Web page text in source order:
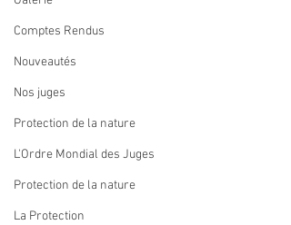
Comptes Rendus
Nouveautés
Nos juges
Protection de la nature
L'Ordre Mondial des Juges
Protection de la nature
La Protection